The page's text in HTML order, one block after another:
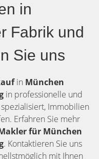
in
Fabrik und
Sie uns
in München
in professionelle und
Immobilien
Erfahren Sie mehr
für München
. Kontaktieren Sie uns
mit Ihnen